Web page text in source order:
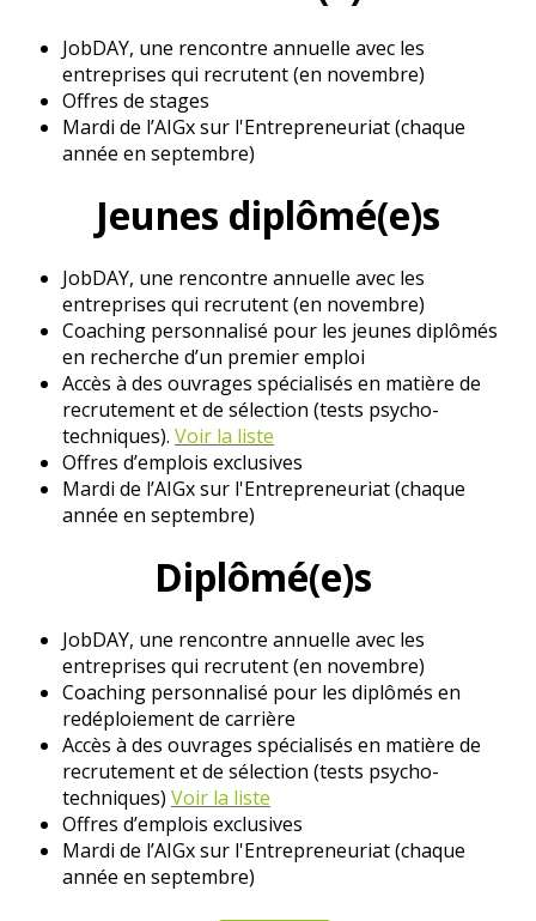
JobDAY, une rencontre annuelle avec les
entreprises qui recrutent (en novembre)
Offres de stages
Mardi de l’AIGx sur l'Entrepreneuriat (chaque
année en septembre)
Jeunes diplômé(e)s
JobDAY, une rencontre annuelle avec les
entreprises qui recrutent (en novembre)
Coaching personnalisé pour les jeunes diplômés
en recherche d’un premier emploi
Accès à des ouvrages spécialisés en matière de
recrutement et de sélection (tests psycho-
techniques). Voir la liste
Offres d’emplois exclusives
Mardi de l’AIGx sur l'Entrepreneuriat (chaque
année en septembre)
Diplômé(e)s
JobDAY, une rencontre annuelle avec les
entreprises qui recrutent (en novembre)
Coaching personnalisé pour les diplômés en
redéploiement de carrière
Accès à des ouvrages spécialisés en matière de
recrutement et de sélection (tests psycho-
techniques) Voir la liste
Offres d’emplois exclusives
Mardi de l’AIGx sur l'Entrepreneuriat (chaque
année en septembre)